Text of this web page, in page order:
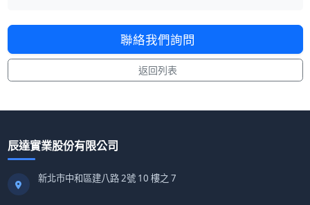
聯絡我們詢問
返回列表
辰達實業股份有限公司
新北市中和區建八路 2號 10 樓之 7